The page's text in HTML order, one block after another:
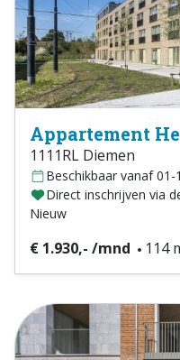
Appartement
1111RL Diemen
Beschikbaar vanaf 01-
Direct inschrijven via
Nieuw
€ 1.930,- /mnd 114